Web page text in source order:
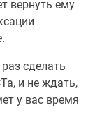
вернуть ему
сделать
и не ждать,
у вас время